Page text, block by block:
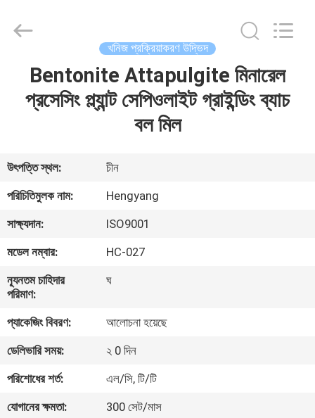
আমাদের
সম্পর্কে
কারখানা
ভ্রমণ
নিয়ন্ত্রণ
যোগাযোগ
করুন
Industrial
খনিজ প্রক্রিয়াকরণ উদ্ভিদ
Bentonite Attapulgite মিনারেল
প্রসেসিং প্ল্যান্ট সেপিওলাইট গ্রাইন্ডিং ব্যাচ
বল মিল
উৎপত্তি স্থল:
চীন
পরিচিতিমুলক নাম:
Hengyang
সাক্ষ্যদান:
ISO9001
মডেল নম্বার:
HC-027
ন্যূনতম চাহিদার
পরিমাণ:
ঘ
প্যাকেজিং বিবরণ:
আলোচনা হয়েছে
ডেলিভারি সময়:
২ 0 দিন
পরিশোধের শর্ত:
এল/সি, টি/টি
যোগানের ক্ষমতা:
300 সেট/মাস